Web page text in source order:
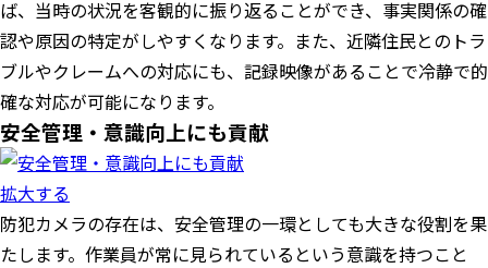
ば、当時の状況を客観的に振り返ることができ、事実関係の確
認や原因の特定がしやすくなります。また、近隣住民とのトラ
ブルやクレームへの対応にも、記録映像があることで冷静で的
確な対応が可能になります。
安全管理・意識向上にも貢献
拡大する
防犯カメラの存在は、安全管理の一環としても大きな役割を果
たします。作業員が常に見られているという意識を持つこと